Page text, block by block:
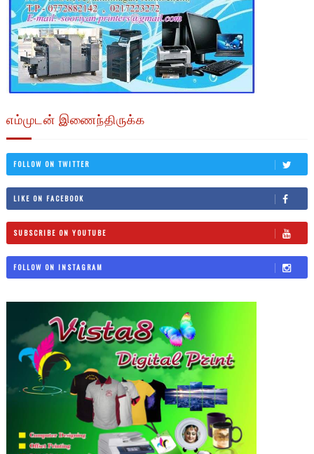
எம்முடன் இணைந்திருக்க
FOLLOW ON TWITTER
LIKE ON FACEBOOK
SUBSCRIBE ON YOUTUBE
FOLLOW ON INSTAGRAM